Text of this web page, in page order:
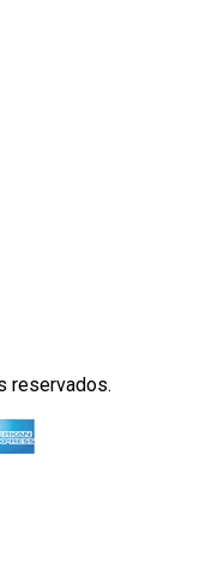
reservados.